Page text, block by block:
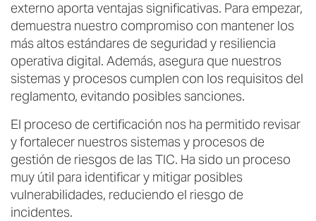
externo aporta ventajas significativas. Para empezar,
demuestra nuestro compromiso con mantener los
más altos estándares de seguridad y resiliencia
operativa digital. Además, asegura que nuestros
sistemas y procesos cumplen con los requisitos del
reglamento, evitando posibles sanciones.
El proceso de certificación nos ha permitido revisar
y fortalecer nuestros sistemas y procesos de
gestión de riesgos de las TIC. Ha sido un proceso
muy útil para identificar y mitigar posibles
vulnerabilidades, reduciendo el riesgo de
incidentes.